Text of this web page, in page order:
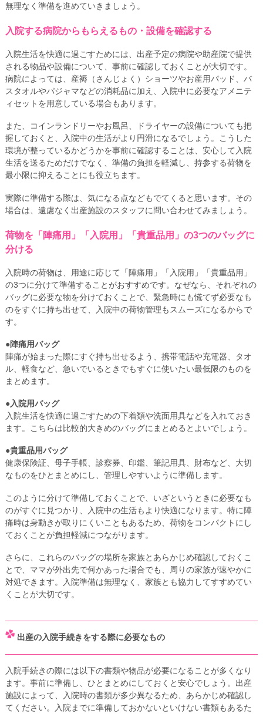
無理なく準備を進めていきましょう。
入院する病院からもらえるもの・設備を確認する
入院生活を快適に過ごすためには、出産予定の病院や助産院で提供
される物品や設備について、事前に確認しておくことが大切です。
病院によっては、産褥（さんじょく）ショーツやお産用パッド、バ
スタオルやパジャマなどの消耗品に加え、入院中に必要なアメニテ
ィセットを用意している場合もあります。
また、コインランドリーやお風呂、ドライヤーの設備についても把
握しておくと、入院中の生活がより円滑になるでしょう。こうした
環境が整っているかどうかを事前に確認することは、安心して入院
生活を送るためだけでなく、準備の負担を軽減し、持参する荷物を
最小限に抑えることにも役立ちます。
実際に準備する際は、気になる点などもでてくると思います。その
場合は、遠慮なく出産施設のスタッフに問い合わせてみましょう。
荷物を「陣痛用」「入院用」「貴重品用」の3つのバッグに
分ける
入院時の荷物は、用途に応じて「陣痛用」「入院用」「貴重品用」
の3つに分けて準備することがおすすめです。なぜなら、それぞれの
バッグに必要な物を分けておくことで、緊急時にも慌てず必要なも
のをすぐに持ち出せて、入院中の荷物管理もスムーズになるからで
す。
●陣痛用バッグ
陣痛が始まった際にすぐ持ち出せるよう、携帯電話や充電器、タオ
ル、軽食など、急いでいるときでもすぐに使いたい最低限のものを
まとめます。
●入院用バッグ
入院生活を快適に過ごすための下着類や洗面用具などを入れておき
ます。こちらは比較的大きめのバッグにまとめるとよいでしょう。
●貴重品用バッグ
健康保険証、母子手帳、診察券、印鑑、筆記用具、財布など、大切
なものをひとまとめにし、管理しやすいように準備します。
このように分けて準備しておくことで、いざというときに必要なも
のがすぐに見つかり、入院中の生活もより快適になります。特に陣
痛時は身動きが取りにくいこともあるため、荷物をコンパクトにし
ておくことが負担軽減につながります。
さらに、これらのバッグの場所を家族とあらかじめ確認しておくこ
とで、ママが外出先で何かあった場合でも、周りの家族が速やかに
対処できます。入院準備は無理なく、家族とも協力してすすめてい
くことが大切です。
出産の入院手続きをする際に必要なもの
入院手続きの際には以下の書類や物品が必要になることが多くなり
ます。事前に準備し、ひとまとめにしておくと安心でしょう。出産
施設によって、入院時の書類が多少異なるため、あらかじめ確認し
てください。入院までに準備しておかないといけない書類もあるた